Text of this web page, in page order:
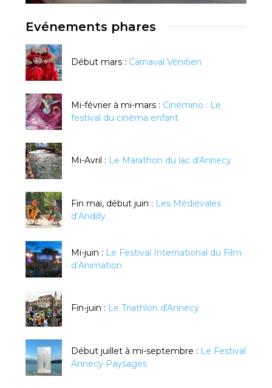
Evénements phares
Début mars : Carnaval Vénitien
Mi-février à mi-mars : Cinémino : Le
festival du cinéma enfant
Mi-Avril : Le Marathon du lac d'Annecy
Fin mai, début juin : Les Médiévales
d’Andilly
Mi-juin : Le Festival International du Film
d’Animation
Fin-juin : Le Triathlon d'Annecy
Début juillet à mi-septembre : Le Festival
Annecy Paysages